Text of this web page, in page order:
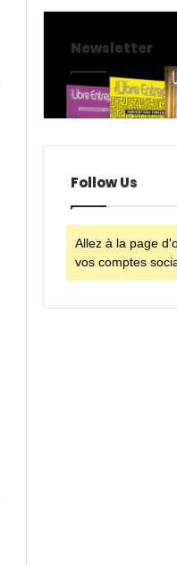
Newsletter
Follow Us
Allez à la page
vos comptes